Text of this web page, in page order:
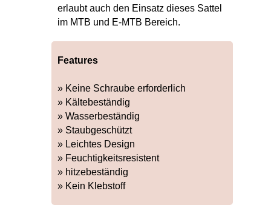
erlaubt auch den Einsatz dieses Sattel
im MTB und E-MTB Bereich.
Features
» Keine Schraube erforderlich
» Kältebeständig
» Wasserbeständig
» Staubgeschützt
» Leichtes Design
» Feuchtigkeitsresistent
» hitzebeständig
» Kein Klebstoff